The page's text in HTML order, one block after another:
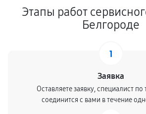
Этапы работ
Белгороде
1
Заявка
Оставляете заявку, специалист по
соединится с вами в течение